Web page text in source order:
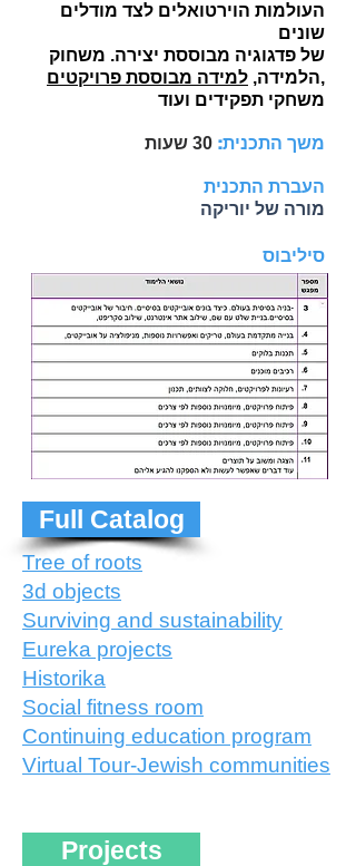
העולמות הוירטואלים לצד מודלים
שונים
של פדגוגיה מבוססת יצירה. משחוק
הלמידה, למידה מבוססת פרויקטים
,
משחקי תפקידים ועוד
משך התכנית: 30 שעות
העברת התכנית
מורה של יוריקה
סיליבוס
Full Catalog
Tree of roots
3d objects
Surviving and sustainability
Eureka projects
Historika
Social fitness room
Continuing education program
Virtual Tour-Jewish communities
Projects